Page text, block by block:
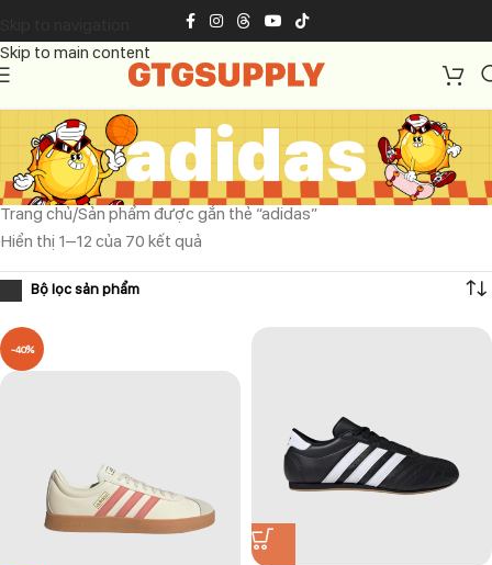
Skip to main content
adidas
Trang chủ Sản phẩm được gắn thẻ “adidas”
Hiển thị 1–12 của 70 kết quả
-40%